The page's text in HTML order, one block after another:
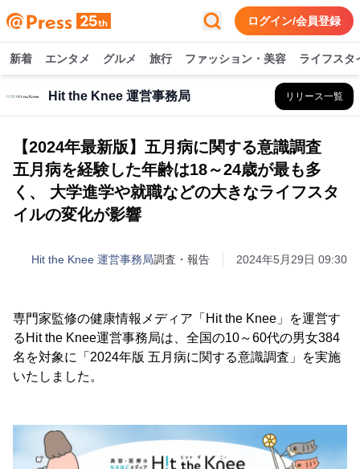
ログイン/会員登録
新着 エンタメ グルメ 旅行 ファッション・美容 ライフスタ
Hit the Knee 運営事務局 リリース一覧
【2024年最新版】五月病に関する意識調査
五月病を経験した年齢は18～24歳が最も多
く、 大学進学や就職などの大きなライフスタ
イルの変化が影響
Hit the Knee 運営事務局調査・報告 2024年5月29日 09:30
専門家監修の健康情報メディア「Hit the Knee」を運営す
るHit the Knee運営事務局は、全国の10～60代の男女384
名を対象に「2024年版 五月病に関する意識調査」を実施
いたしました。